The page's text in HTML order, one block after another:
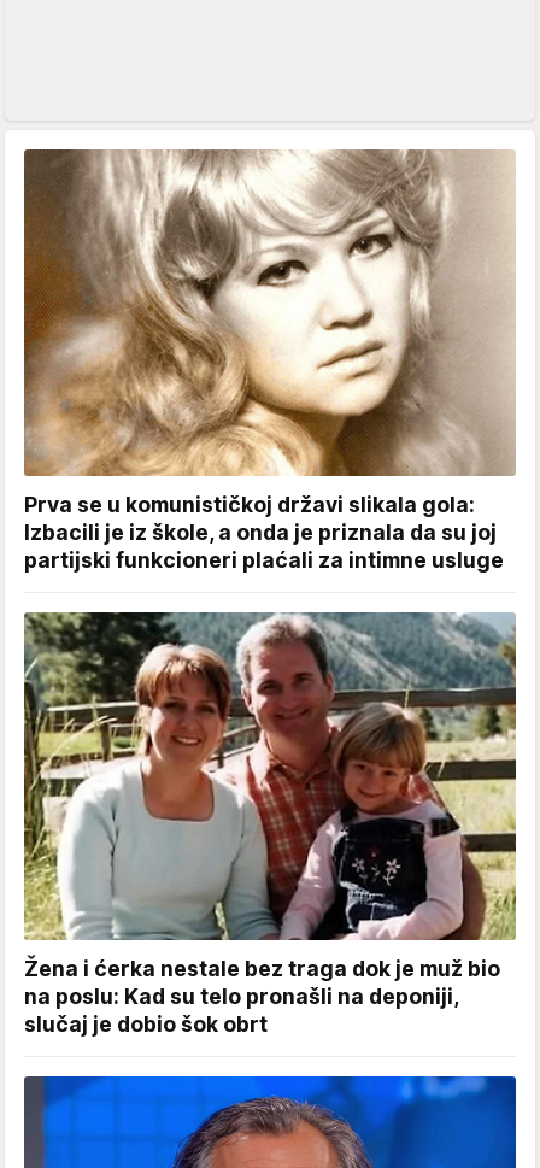
Prva se u komunističkoj državi slikala gola:
Izbacili je iz škole, a onda je priznala da su joj
partijski funkcioneri plaćali za intimne usluge
Žena i ćerka nestale bez traga dok je muž bio
na poslu: Kad su telo pronašli na deponiji,
slučaj je dobio šok obrt